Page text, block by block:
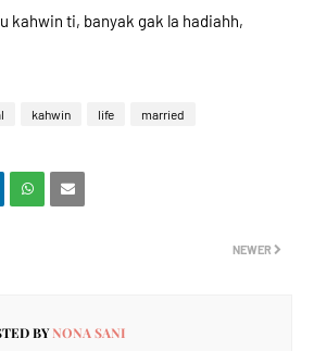
kahwin ti, banyak gak la hadiahh,
kahwin life
married
NEWER
BYNONA SANI